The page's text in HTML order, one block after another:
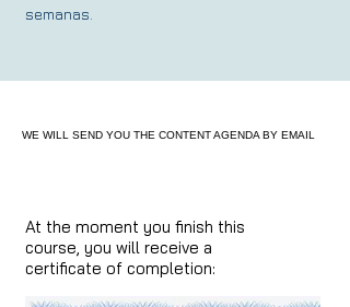
semanas.
WE WILL SEND YOU THE CONTENT AGENDA BY EMAIL
At the moment you finish this
course, you will receive a
certificate of completion: